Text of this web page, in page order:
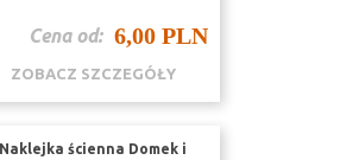
Cena od: 6,00 PLN
ZOBACZ SZCZEGÓŁY
Naklejka ścienna Domek i